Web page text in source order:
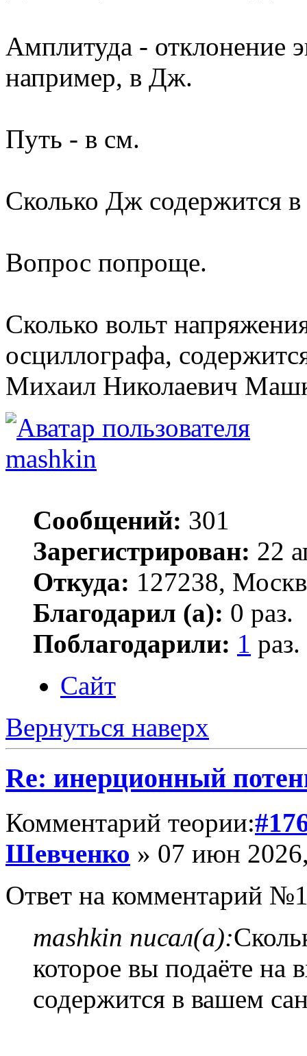
Амплитуда - отклонение
например, в Дж.
Путь - в см.
Сколько Дж содержится
Вопрос попроще.
Сколько вольт
осциллографа,
Михаил Николаевич
mashkin
Сообщений: 301
Зарегистрирован: 22
Откуда: 127238,
Благодарил (а): 0 раз.
Поблагодарили: 1 раз.
Сайт
Вернуться наверх
Re: инерционный
Комментарий теории:
Шевченко » 07 июн
Ответ на комментарий
mashkin писал(а):
которое вы подаёте на
содержится в вашем